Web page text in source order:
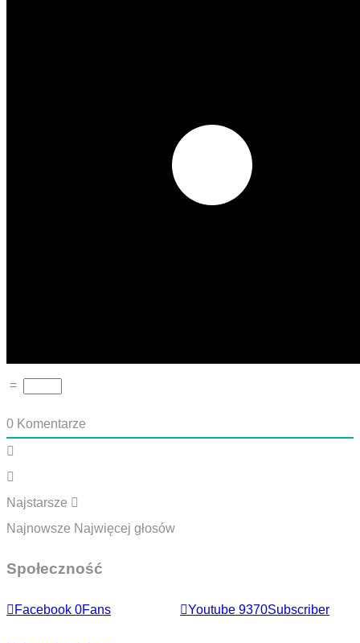
=
0 Komentarze
Najstarsze
Najnowsze Najwięcej głosów
Społeczność
Facebook 0Fans Youtube 9370Subscriber